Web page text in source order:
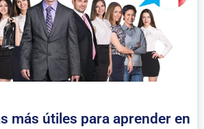
más útiles para aprender en